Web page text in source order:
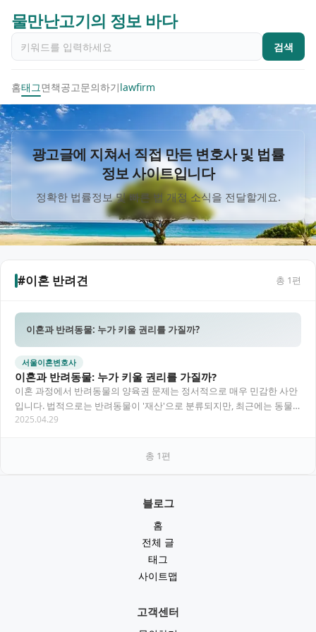
물만난고기의 정보 바다
검색
홈태그면책공고문의하기lawfirm
광고글에 지쳐서 직접 만든 변호사 및 법률
정보 사이트입니다
정확한 법률정보 및 빠른 법 개정 소식을 전달할게요.
#이혼 반려견 총 1편
이혼과 반려동물: 누가 키울 권리를 가질까?
서울이혼변호사
이혼과 반려동물: 누가 키울 권리를 가질까?
이혼 과정에서 반려동물의 양육권 문제는 정서적으로 매우 민감한 사안
입니다. 법적으로는 반려동물이 '재산'으로 분류되지만, 최근에는 동물
복지와 정서적 유대감을 고려한 판결이 늘어나고…
2025.04.29
총 1편
블로그
홈
전체 글
태그
사이트맵
고객센터